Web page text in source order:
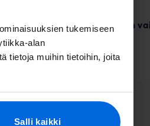
tukemiseen
alan
tietoja muihin tietoihin, joita
Salli kaikki
Valokuidun rakentamisen